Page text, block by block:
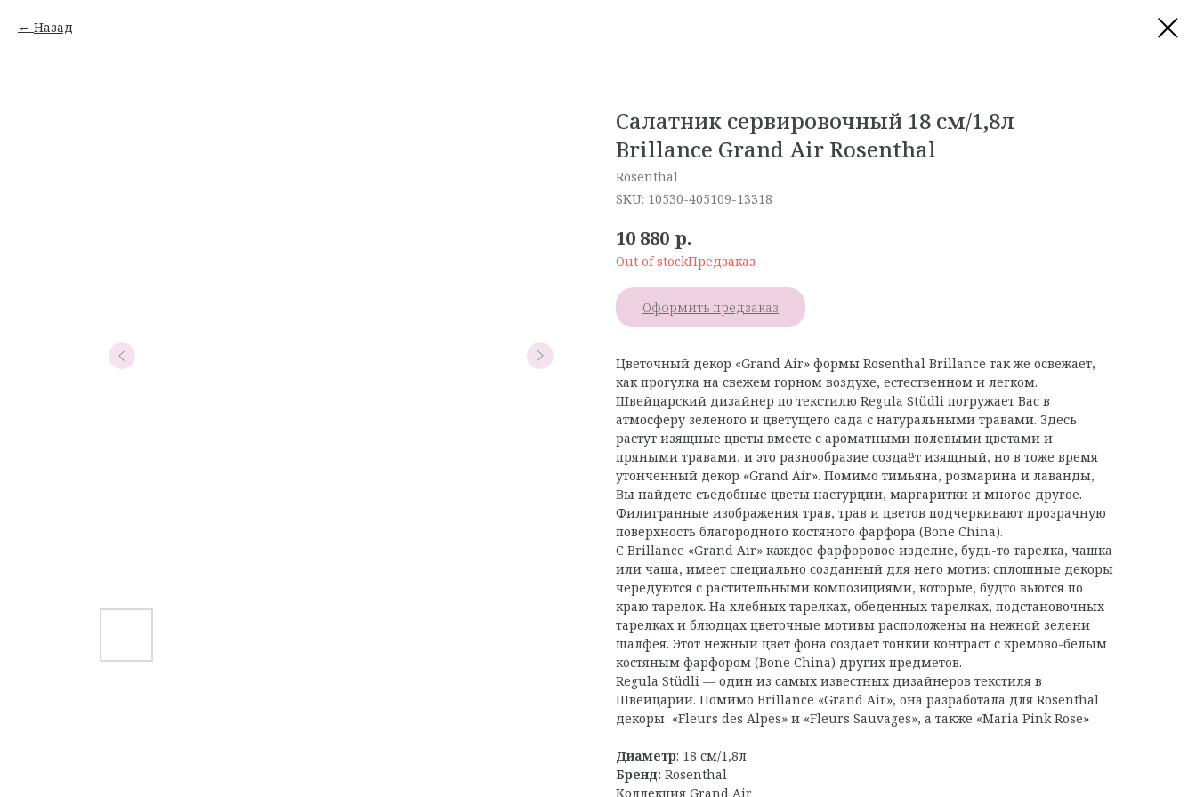
Назад
Салатник сервировочный 18 см/1,8л
Brillance Grand Air Rosenthal
Rosenthal
SKU: 10530-405109-13318
10 880 р.
Out of stock
Оформить предзаказ
Цветочный декор «Grand Air» формы Rosenthal Brillance так же освежает,
как прогулка на свежем горном воздухе, естественном и легком.
Швейцарский дизайнер по текстилю Regula Stüdli погружает Вас в
атмосферу зеленого и цветущего сада с натуральными травами. Здесь
растут изящные цветы вместе с ароматными полевыми цветами и
пряными травами, и это разнообразие создаёт изящный, но в тоже время
утонченный декор «Grand Air». Помимо тимьяна, розмарина и лаванды,
Вы найдете съедобные цветы настурции, маргаритки и многое другое.
Филигранные изображения трав, трав и цветов подчеркивают прозрачную
поверхность благородного костяного фарфора (Bone China).
С Brillance «Grand Air» каждое фарфоровое изделие, будь-то тарелка, чашка
или чаша, имеет специально созданный для него мотив: сплошные декоры
чередуются с растительными композициями, которые, будто вьются по
краю тарелок. На хлебных тарелках, обеденных тарелках, подстановочных
тарелках и блюдцах цветочные мотивы расположены на нежной зелени
шалфея. Этот нежный цвет фона создает тонкий контраст с кремово-белым
костяным фарфором (Bone China) других предметов.
Regula Stüdli — один из самых известных дизайнеров текстиля в
Швейцарии. Помимо Brillance «Grand Air», она разработала для Rosenthal
декоры «Fleurs des Alpes» и «Fleurs Sauvages», а также «Maria Pink Rose»
Диаметр: 18 см/1,8л
Бренд: Rosenthal
Коллекция Grand Air